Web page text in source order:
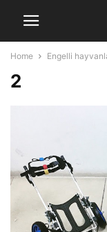
Home Engelli
2